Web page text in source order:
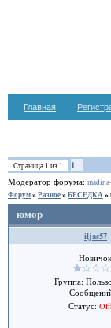
Главная
Страница 1 из 1 1
Модератор форума:
Форум»Разное»БЕСЕДКА»
юмор
iljas57
Группа:
Статус: